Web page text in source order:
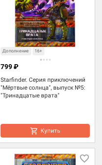
Дополнение 16+
Starfinder. Серия приключений
"Мёртвые солнца", выпуск №5:
"Тринадцатые врата"
799 ₽
Купить